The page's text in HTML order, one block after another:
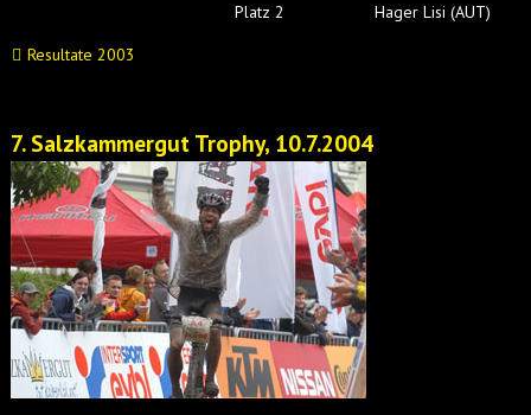
Platz 2
Hager Lisi (AUT)
Resultate 2003
7. Salzkammergut Trophy, 10.7.2004